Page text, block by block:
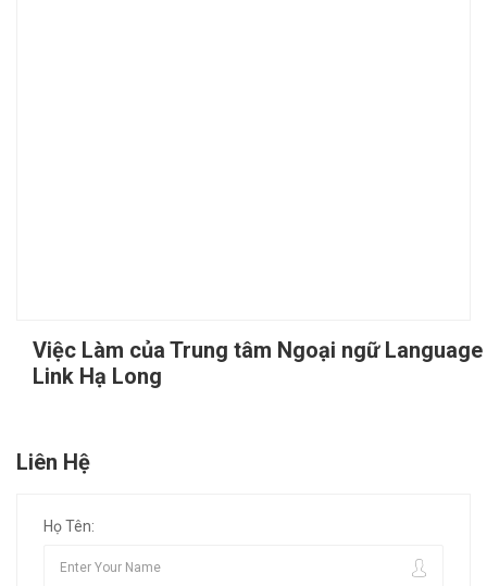
Việc Làm của Trung tâm Ngoại ngữ Language
Link Hạ Long
Liên Hệ
Họ Tên: